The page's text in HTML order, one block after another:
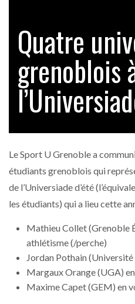
Quatre
grenoblois
Le Sport U Grenoble a
étudiants grenoblois qui
de l’Universiade d’été
les étudiants) qui a lieu cette
Mathieu Collet (Grenoble
athlétisme (/perche)
Jordan Pothain
Margaux Orange (UGA)
Maxime Capet (GEM) en